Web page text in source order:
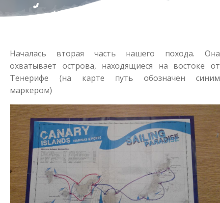
Началась вторая часть нашего похода. Она
охватывает острова, находящиеся на востоке от
Тенерифе (на карте путь обозначен синим
маркером)